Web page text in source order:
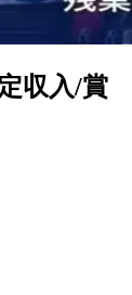
収入/賞